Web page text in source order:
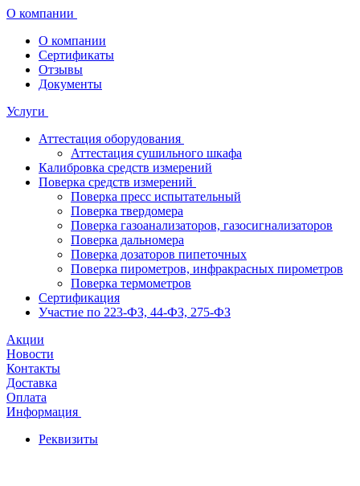
О компании
О компании
Сертификаты
Отзывы
Документы
Услуги
Аттестация оборудования
Аттестация сушильного шкафа
Калибровка средств измерений
Поверка средств измерений
Поверка пресс испытательный
Поверка твердомера
Поверка газоанализаторов, газосигнализаторов
Поверка дальномера
Поверка дозаторов пипеточных
Поверка пирометров, инфракрасных пирометров
Поверка термометров
Сертификация
Участие по 223-ФЗ, 44-ФЗ, 275-ФЗ
Акции
Новости
Контакты
Доставка
Оплата
Информация
Реквизиты